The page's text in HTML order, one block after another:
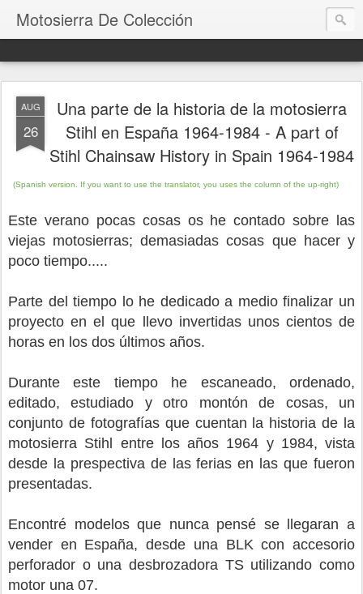
Motosierra De Colección
AUG
26
Una parte de la historia de la motosierra
Stihl en España 1964-1984 - A part of
Stihl Chainsaw History in Spain 1964-1984
(Spanish version. If you want to use the translator, you uses the column of the up-right)
Este verano pocas cosas os he contado sobre las
viejas motosierras; demasiadas cosas que hacer y
poco tiempo.....
Parte del tiempo lo he dedicado a medio finalizar un
proyecto en el que llevo invertidas unos cientos de
horas en los dos últimos años.
Durante este tiempo he escaneado, ordenado,
editado, estudiado y otro montón de cosas, un
conjunto de fotografías que cuentan la historia de la
motosierra Stihl entre los años 1964 y 1984, vista
desde la prespectiva de las ferias en las que fueron
presentadas.
Encontré modelos que nunca pensé se llegaran a
vender en España, desde una BLK con accesorio
perforador o una desbrozadora TS utilizando como
motor una 07.